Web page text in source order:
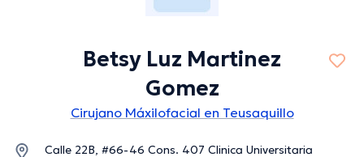
Betsy Luz Martinez
Gomez
Cirujano Máxilofacial en Teusaquillo
Calle 22B, #66-46 Cons. 407 Clinica Universitaria